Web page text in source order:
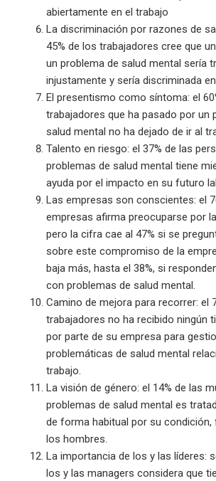
abiertamente en el trabajo
La discriminación por razones de
45% de los trabajadores cree que
un problema de salud mental sería
injustamente y sería discriminada
El presentismo como síntoma: el
trabajadores que ha pasado por un
salud mental no ha dejado de ir al
Talento en riesgo: el 37% de las
problemas de salud mental tiene
ayuda por el impacto en su futuro
Las empresas son conscientes: el
empresas afirma preocuparse por
pero la cifra cae al 47% si se
sobre este compromiso de la
baja más, hasta el 38%, si
con problemas de salud mental.
Camino de mejora para recorrer: el
trabajadores no ha recibido ningún
por parte de su empresa para
problemáticas de salud mental
trabajo.
La visión de género: el 14% de las
problemas de salud mental es
de forma habitual por su condición,
los hombres.
La importancia de los y las líderes:
los y las managers considera que